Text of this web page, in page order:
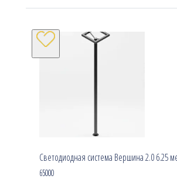
Светодиодная система Вершина 2.0 6.25
65000